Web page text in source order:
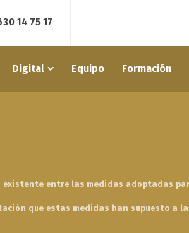
14 75 17
Digital Equipo Formación
entre las medidas adoptadas
que estas medidas han supuesto a